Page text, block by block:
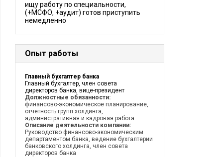
ищу работу по специальности,
(+МСФО, +аудит) готов приступить
немедленно
Опыт работы
Главный бухгалтер банка
Главный бухгалтер, член совета
директоров банка, вице-президент
Должностные обязанности:
финансово-экономическое планирование,
отчетность групп холдинга,
административная и кадровая работа
Описание деятельности компании:
Руководство финансово-экономическим
департаментом банка, ведение бухгалтерии
банковского холдинга, член совета
директоров банка